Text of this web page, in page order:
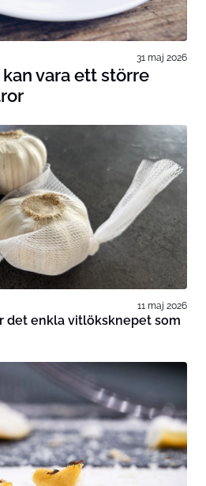
31 maj 2026
vara ett större
11 maj 2026
det enkla vitlöksknepet som